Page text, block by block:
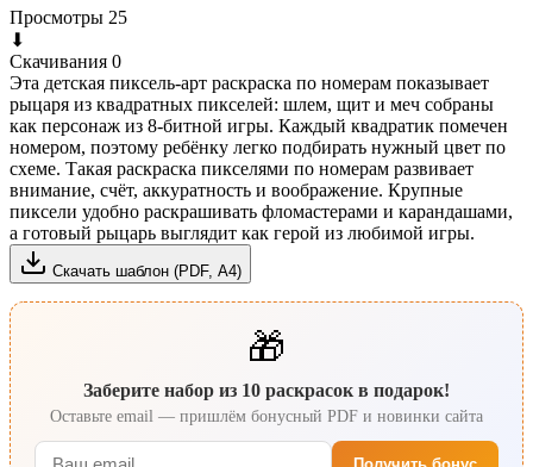
Просмотры 25
⬇
Скачивания 0
Эта детская пиксель-арт раскраска по номерам показывает
рыцаря из квадратных пикселей: шлем, щит и меч собраны
как персонаж из 8‑битной игры. Каждый квадратик помечен
номером, поэтому ребёнку легко подбирать нужный цвет по
схеме. Такая раскраска пикселями по номерам развивает
внимание, счёт, аккуратность и воображение. Крупные
пиксели удобно раскрашивать фломастерами и карандашами,
а готовый рыцарь выглядит как герой из любимой игры.
Скачать шаблон (PDF, А4)
🎁
Заберите набор из 10 раскрасок в подарок!
Оставьте email — пришлём бонусный PDF и новинки сайта